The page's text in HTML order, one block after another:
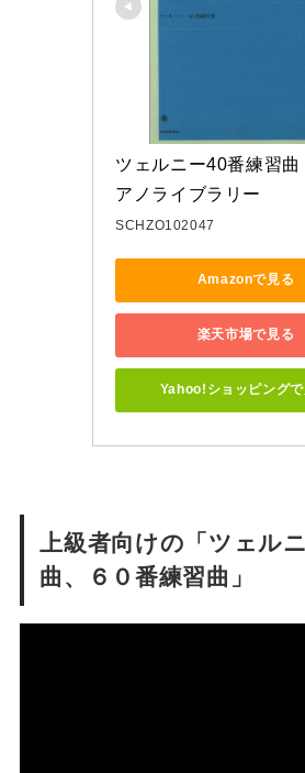
ツェルニー40番練習曲
アノライブラリー
SCHZO102047
Amazonで見る
楽天市場で見る
Yahoo!ショッピングで
上級者向けの「ツェル
曲、６０番練習曲」